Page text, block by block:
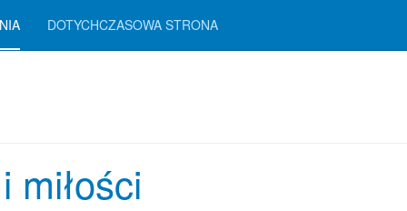
DOTYCHCZASOWA STRONA
miłości